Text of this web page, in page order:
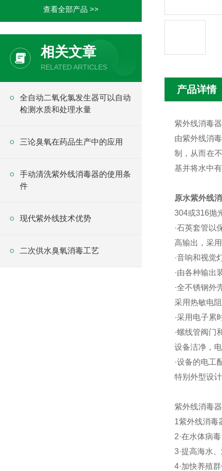
查看全部产品 >>
相关文章
RELATED ARTICLES
全自动二氧化氯发生器可以自动
检测水质和处理水量
三论臭氧在药品生产中的应用
手动清洗紫外线消毒器的使用条
件
现代紫外线技术优势
二次供水臭氧消毒工艺
产品详情
紫外线消毒
由紫外线消
制，从而在
基并将水中
原水紫外线
304或316抛
·石英套管以
高输出，采
·音响和视觉
·由各种输出
·全不锈钢外
采用热敏电
·采用电子累
·螺线管阀门
设备洁净，
·设备的电工
特别外型设
紫外线消毒
1紫外线消毒
2·在水体病
3·提高海水
4·加快养殖